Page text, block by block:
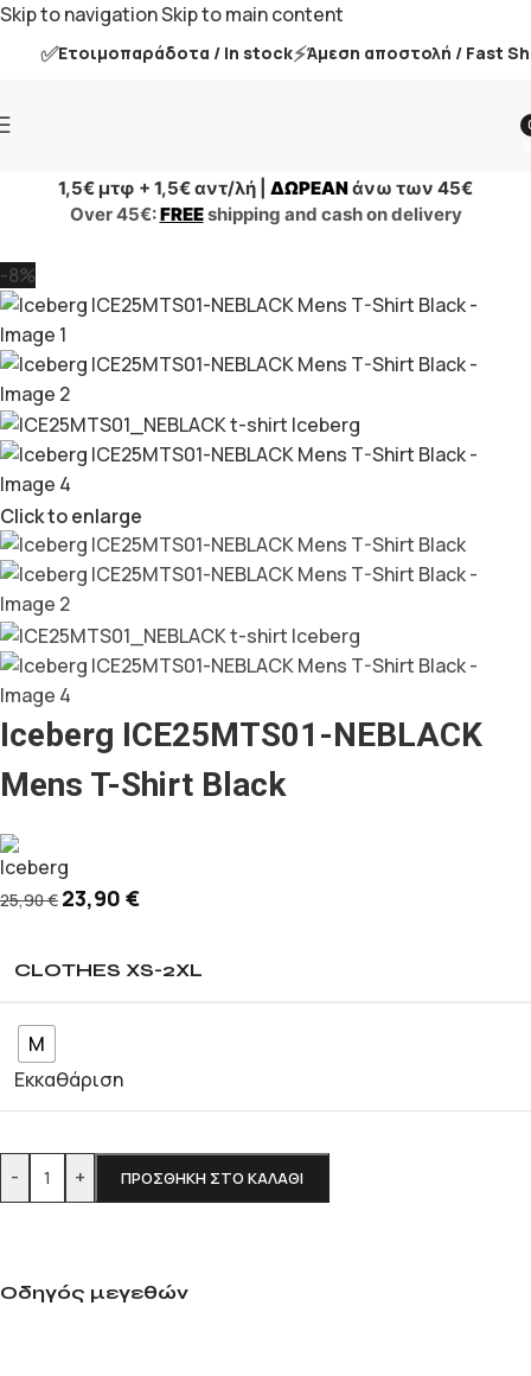
Skip to navigationSkip to main content
Ετοιμοπαράδοτα / In stock⚡Άμεση αποστολή / Fast
1,5€ μτφ + 1,5€ αντ/λή | ΔΩΡΕΑΝάνω των 45€
Over 45€:FREEshipping and cash on delivery
-8%
Click to enlarge
Iceberg ICE25MTS01-NEBLACK
Mens T-Shirt Black
25,90€ 23,90 €
CLOTHES XS-2XL
M
Εκκαθάριση
- + ΠΡΟΣΘΉΚΗ ΣΤΟ ΚΑΛΆΘΙ
Οδηγός μεγεθών